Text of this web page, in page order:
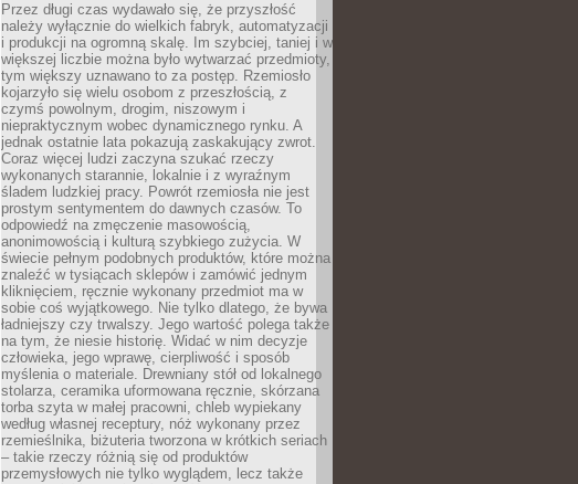
Przez długi czas wydawało się, że przyszłość
należy wyłącznie do wielkich fabryk, automatyzacji
i produkcji na ogromną skalę. Im szybciej, taniej i w
większej liczbie można było wytwarzać przedmioty,
tym większy uznawano to za postęp. Rzemiosło
kojarzyło się wielu osobom z przeszłością, z
czymś powolnym, drogim, niszowym i
niepraktycznym wobec dynamicznego rynku. A
jednak ostatnie lata pokazują zaskakujący zwrot.
Coraz więcej ludzi zaczyna szukać rzeczy
wykonanych starannie, lokalnie i z wyraźnym
śladem ludzkiej pracy. Powrót rzemiosła nie jest
prostym sentymentem do dawnych czasów. To
odpowiedź na zmęczenie masowością,
anonimowością i kulturą szybkiego zużycia. W
świecie pełnym podobnych produktów, które można
znaleźć w tysiącach sklepów i zamówić jednym
kliknięciem, ręcznie wykonany przedmiot ma w
sobie coś wyjątkowego. Nie tylko dlatego, że bywa
ładniejszy czy trwalszy. Jego wartość polega także
na tym, że niesie historię. Widać w nim decyzje
człowieka, jego wprawę, cierpliwość i sposób
myślenia o materiale. Drewniany stół od lokalnego
stolarza, ceramika uformowana ręcznie, skórzana
torba szyta w małej pracowni, chleb wypiekany
według własnej receptury, nóż wykonany przez
rzemieślnika, biżuteria tworzona w krótkich seriach
– takie rzeczy różnią się od produktów
przemysłowych nie tylko wyglądem, lecz także